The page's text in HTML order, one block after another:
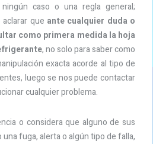
caso o una regla general;
que ante cualquier duda o
como primera medida la hoja
, no solo para saber como
exacta acorde al tipo de
luego se nos puede contactar
cualquier problema.
o considera que alguno de sus
fuga, alerta o algún tipo de falla,